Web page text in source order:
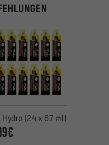
(24 x 67 ml)